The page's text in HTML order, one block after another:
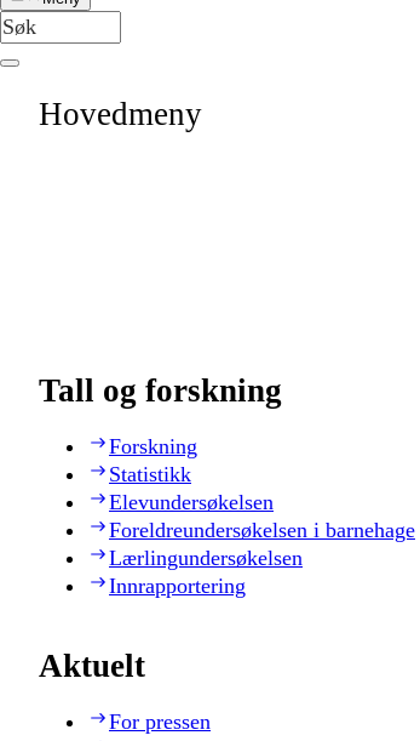
Hovedmeny
Tall og forskning
Forskning
Statistikk
Elevundersøkelsen
Foreldreundersøkelsen i barnehage
Lærlingundersøkelsen
Innrapportering
Aktuelt
For pressen